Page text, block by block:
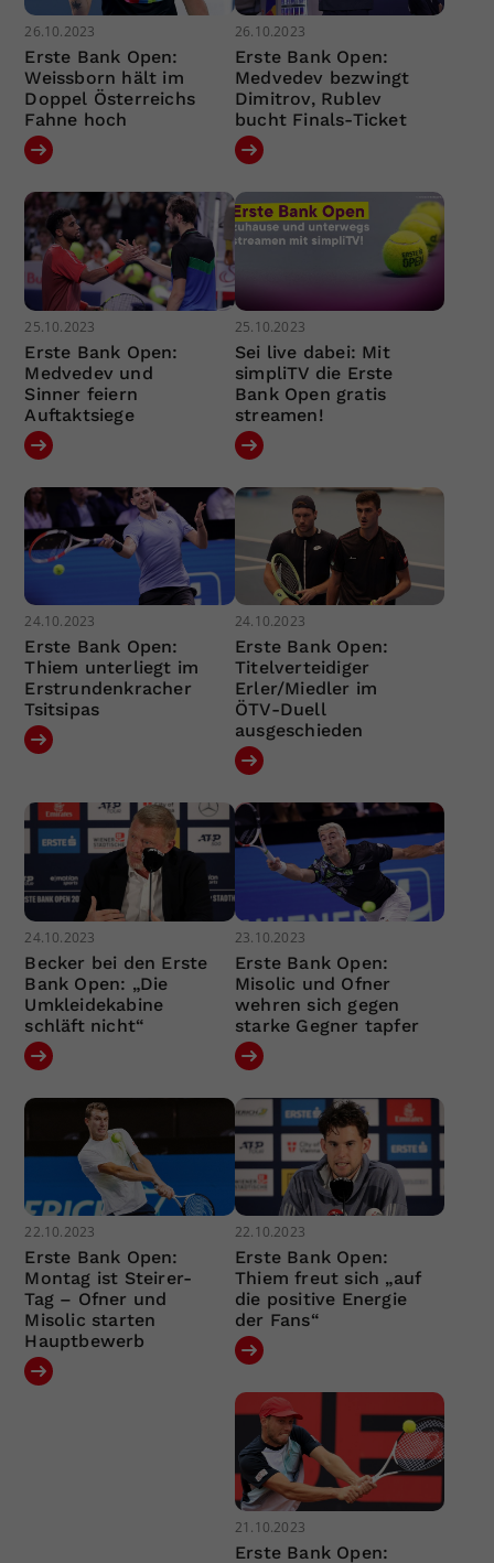
26.10.2023
Erste Bank Open:
Weissborn hält im
Doppel Österreichs
Fahne hoch
26.10.2023
Erste Bank Open:
Medvedev bezwingt
Dimitrov, Rublev
bucht Finals-Ticket
25.10.2023
Erste Bank Open:
Medvedev und
Sinner feiern
Auftaktsiege
25.10.2023
Sei live dabei: Mit
simpliTV die Erste
Bank Open gratis
streamen!
24.10.2023
Erste Bank Open:
Thiem unterliegt im
Erstrundenkracher
Tsitsipas
24.10.2023
Erste Bank Open:
Titelverteidiger
Erler/Miedler im
ÖTV-Duell
ausgeschieden
24.10.2023
Becker bei den Erste
Bank Open: „Die
Umkleidekabine
schläft nicht“
23.10.2023
Erste Bank Open:
Misolic und Ofner
wehren sich gegen
starke Gegner tapfer
22.10.2023
Erste Bank Open:
Montag ist Steirer-
Tag – Ofner und
Misolic starten
Hauptbewerb
22.10.2023
Erste Bank Open:
Thiem freut sich „auf
die positive Energie
der Fans“
21.10.2023
Erste Bank Open: